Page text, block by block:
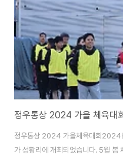
려운 이웃들이 더욱 힘든 시기를 보내..
정우통상 2024 가을 체육대
정우통상 2024 가을체육대회2024
가 성황리에 개최되었습니다. 5월 봄